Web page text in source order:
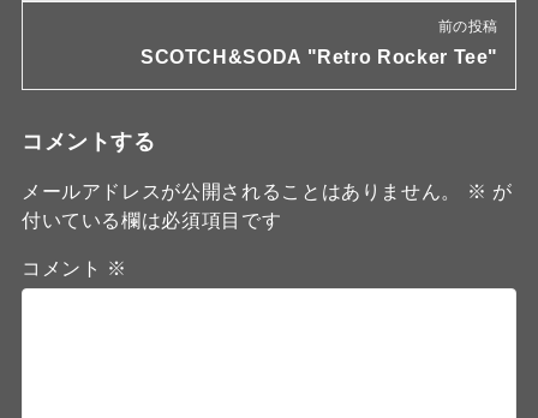
前の投稿
SCOTCH&SODA "Retro Rocker Tee"
コメントする
メールアドレスが公開されることはありません。 ※ が
付いている欄は必須項目です
コメント ※